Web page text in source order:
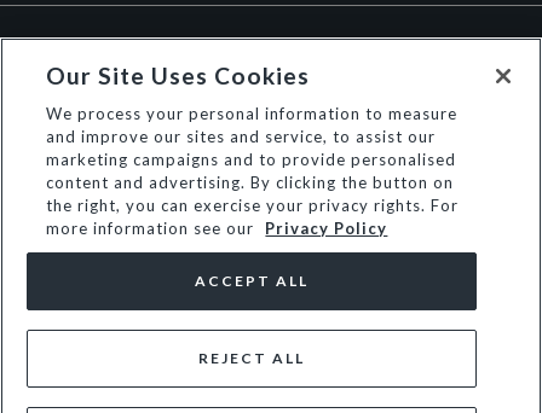
© Dune Group Limited
Our Site Uses Cookies
We process your personal information to measure
and improve our sites and service, to assist our
marketing campaigns and to provide personalised
content and advertising. By clicking the button on
the right, you can exercise your privacy rights. For
more information see our
Privacy Policy
REJECT ALL
ACCEPT ALL